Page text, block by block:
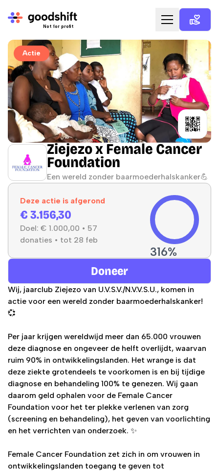
Not for profit
Home
Goede doelen
Acties
Giftcard
Voor organisaties
Voor goede doelen
Blog
GoodShift punten
Actie
Ziejezo x Female Cancer
Foundation
Een wereld zonder baarmoederhalskanker💪
316%
Deze actie is afgerond
€ 3.156,30
Doel: € 1.000,00 • 57
donaties • tot 28 feb
Doneer
Wij, jaarclub Ziejezo van U.V.S.V./N.V.V.S.U., komen in
actie voor een wereld zonder baarmoederhalskanker!
💞
Per jaar krijgen wereldwijd meer dan 65.000 vrouwen
deze diagnose en ongeveer de helft overlijdt, waarvan
ruim 90% in ontwikkelingslanden. Het wrange is dat
deze ziekte grotendeels te voorkomen is en bij tijdige
diagnose en behandeling 100% te genezen. Wij gaan
daarom geld ophalen voor de Female Cancer
Foundation voor het ter plekke verlenen van zorg
(screening en behandeling), het geven van voorlichting
en het verrichten van onderzoek. ✨
Female Cancer Foundation zet zich in om vrouwen in
ontwikkelingslanden toegang te geven tot